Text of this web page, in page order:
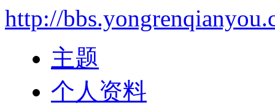
http://
主题
个人资料